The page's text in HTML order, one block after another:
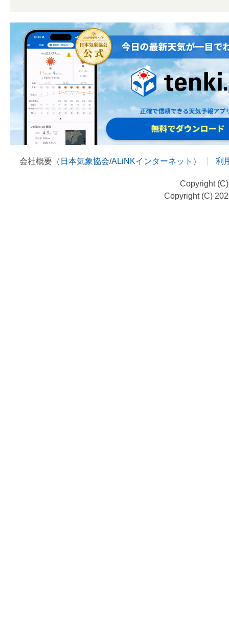
会社概要（ 日本気象協会/ALiNKインターネット ） 利
Copyright
Copyright (C)